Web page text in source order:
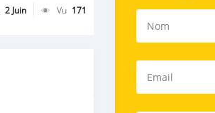
2 Juin Vu 171
Nom
Email